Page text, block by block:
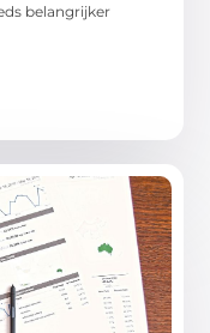
belangrijker